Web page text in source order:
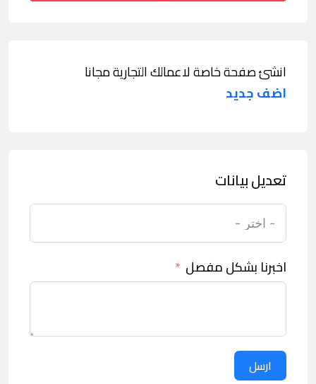
انشئ صفحة خاصة لاعمالك التجارية مجانا
اضف جديد
تعديل بيانات
اخبرنا بشكل مفصل
ارسل